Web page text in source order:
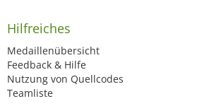
Hilfreiches
Medaillenübersicht
Feedback & Hilfe
Nutzung von Quellcodes
Teamliste